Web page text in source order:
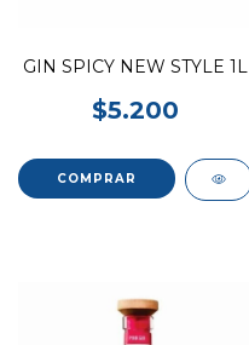
GIN SPICY NEW STYLE 1L
$5.200